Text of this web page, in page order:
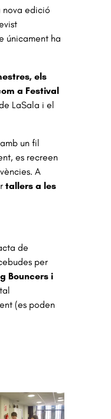
nova edició
únicament ha
els
a Festival
LaSala i el
un fil
es recreen
A
tallers a les
de
per
Bouncers i
(es poden